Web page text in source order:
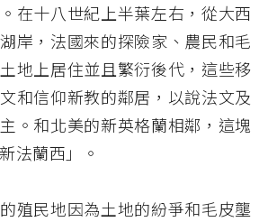
在十八世紀上半葉左右，從大西
岸，法國來的探險家、農民和毛
地上居住並且繁衍後代，這些移
和信仰新教的鄰居，以說法文及
。和北美的新英格蘭相鄰，這塊
法蘭西」。
殖民地因為土地的紛爭和毛皮壟